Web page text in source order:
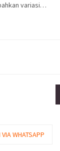
variasi…
WHATSAPP